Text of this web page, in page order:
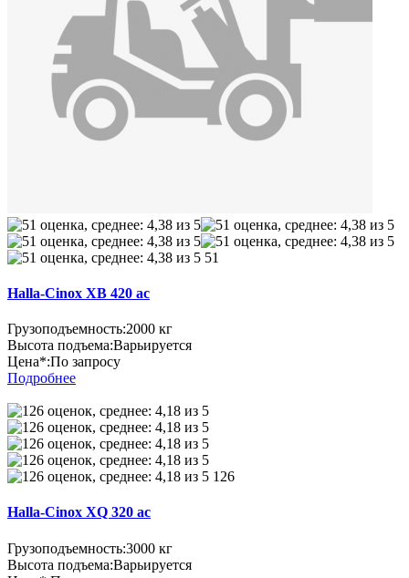
51
Halla-Cinox XB 420 ac
Грузоподъемность:2000 кг
Высота подъема:Варьируется
Цена*:По запросу
Подробнее
126
Halla-Cinox XQ 320 ac
Грузоподъемность:3000 кг
Высота подъема:Варьируется